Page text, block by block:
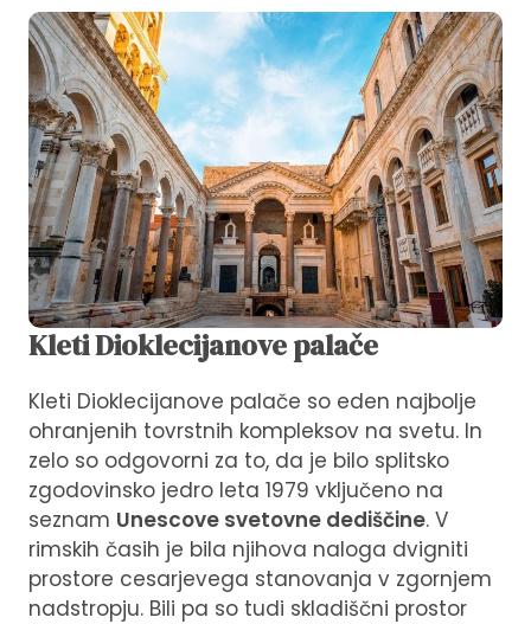
Kleti Dioklecijanove palače
Kleti Dioklecijanove palače so eden najbolje
ohranjenih tovrstnih kompleksov na svetu. In
zelo so odgovorni za to, da je bilo splitsko
zgodovinsko jedro leta 1979 vključeno na
seznam Unescove svetovne dediščine. V
rimskih časih je bila njihova naloga dvigniti
prostore cesarjevega stanovanja v zgornjem
nadstropju. Bili pa so tudi skladiščni prostor